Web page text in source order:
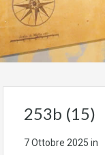
253b (15)
7 Ottobre 2025 in